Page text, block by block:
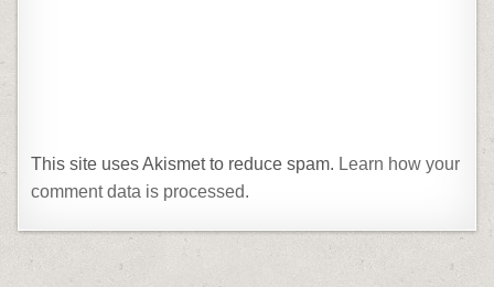
This site uses Akismet to reduce spam. Learn how your
comment data is processed.